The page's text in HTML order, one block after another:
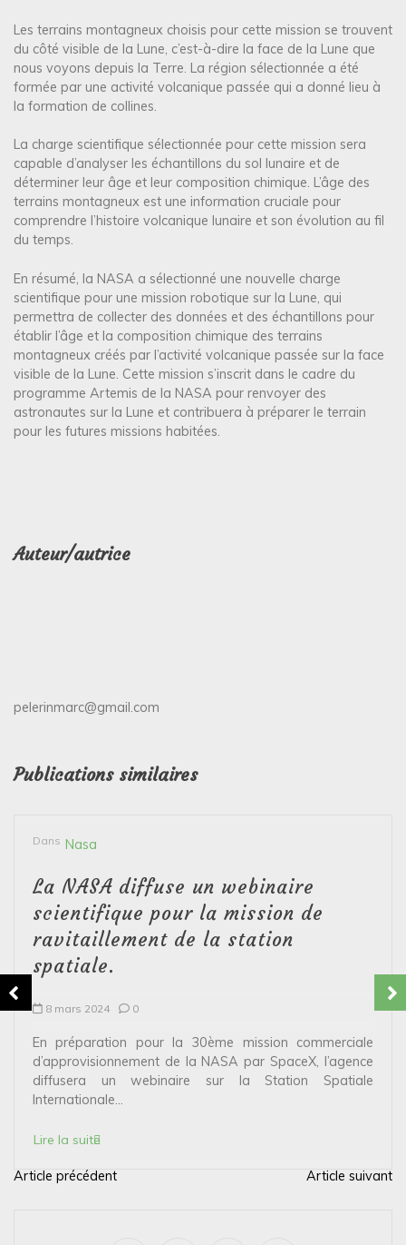
Les terrains montagneux choisis pour cette mission se trouvent
du côté visible de la Lune, c’est-à-dire la face de la Lune que
nous voyons depuis la Terre. La région sélectionnée a été
formée par une activité volcanique passée qui a donné lieu à
la formation de collines.
La charge scientifique sélectionnée pour cette mission sera
capable d’analyser les échantillons du sol lunaire et de
déterminer leur âge et leur composition chimique. L’âge des
terrains montagneux est une information cruciale pour
comprendre l’histoire volcanique lunaire et son évolution au fil
du temps.
En résumé, la NASA a sélectionné une nouvelle charge
scientifique pour une mission robotique sur la Lune, qui
permettra de collecter des données et des échantillons pour
établir l’âge et la composition chimique des terrains
montagneux créés par l’activité volcanique passée sur la face
visible de la Lune. Cette mission s’inscrit dans le cadre du
programme Artemis de la NASA pour renvoyer des
astronautes sur la Lune et contribuera à préparer le terrain
pour les futures missions habitées.
Auteur/autrice
pelerinmarc@gmail.com
Publications similaires
Dans Nasa
La NASA diffuse un webinaire
scientifique pour la mission de
ravitaillement de la station
spatiale.
8 mars 2024 0
En préparation pour la 30ème mission commerciale
d’approvisionnement de la NASA par SpaceX, l’agence
diffusera un webinaire sur la Station Spatiale
Internationale...
Lire la suite
N
Article précédent Article suivant